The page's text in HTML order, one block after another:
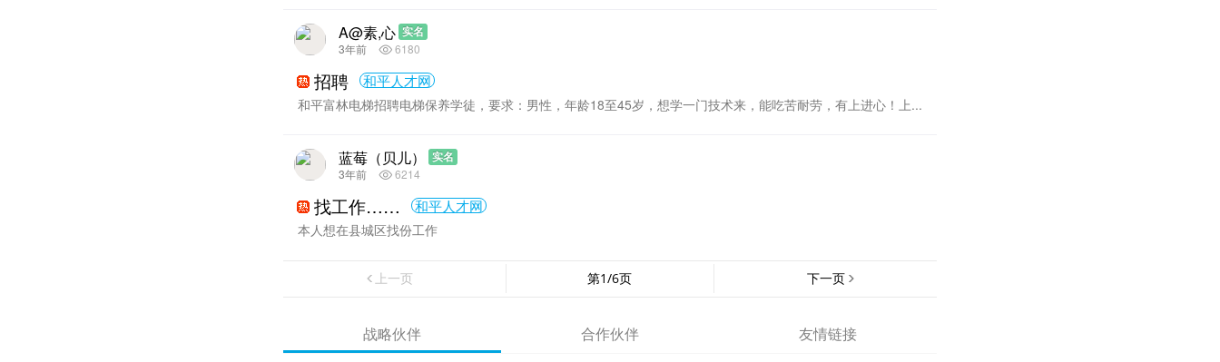
实名
A@素,心
3年前 6180
招聘 和平人才网
和平富林电梯招聘电梯保养学徒，要求：男性，年龄18至45岁，想学一门技术来，能吃苦耐劳，有上进心！上...
实名
蓝莓（贝儿）
3年前 6214
找工作…… 和平人才网
本人想在县城区找份工作
上一页 第1/6页 下一页
战略伙伴 合作伙伴 友情链接